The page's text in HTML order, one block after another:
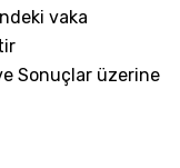
vaka
Sonuçlar üzerine